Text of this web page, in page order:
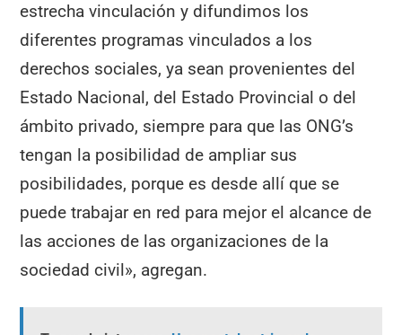
estrecha vinculación y difundimos los
diferentes programas vinculados a los
derechos sociales, ya sean provenientes del
Estado Nacional, del Estado Provincial o del
ámbito privado, siempre para que las ONG’s
tengan la posibilidad de ampliar sus
posibilidades, porque es desde allí que se
puede trabajar en red para mejor el alcance de
las acciones de las organizaciones de la
sociedad civil», agregan.